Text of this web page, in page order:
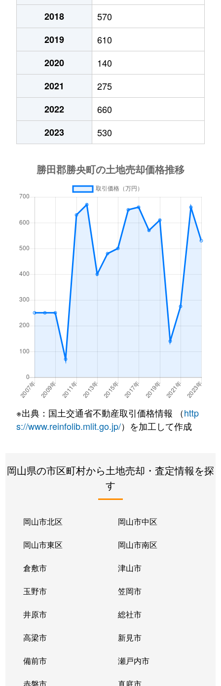
2018
570
2019
610
2020
140
2021
275
2022
660
2023
530
※出典：国土交通省不動産取引価格情報 （http
s://www.reinfolib.mlit.go.jp/）を加工して作成
岡山県の市区町村から土地売却・査定情報を探
す
岡山市北区 岡山市中区
岡山市東区 岡山市南区
倉敷市 津山市
玉野市 笠岡市
井原市 総社市
高梁市 新見市
備前市 瀬戸内市